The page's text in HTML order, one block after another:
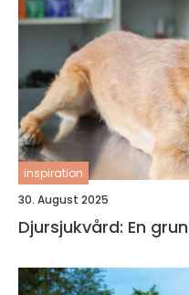
inspiration
30. August 2025
Djursjukvård: En